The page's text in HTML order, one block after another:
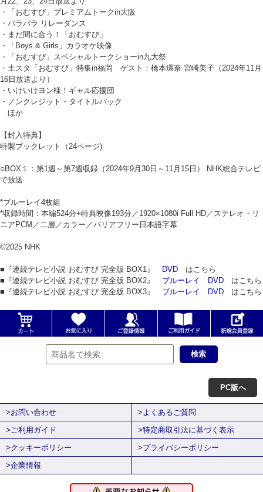
・「おむすび」プレミアムトークin大阪
・パラパラ リレーダンス
・まだ間に合う！「おむすび」
・「Boys & Girls」カラオケ映像
・「おむすび」スペシャルトークショーin九大祭
・土スタ「おむすび」特集in福岡 ゲスト：橋本環奈 宮崎美子（2024年11月
16日放送より）
・いけいけヨン様！ギャル応援団
・ノンクレジット・タイトルバック
ほか
【封入特典】
特製ブックレット（24ページ)
○BOX１：第1週～第7週収録（2024年9月30日～11月15日） NHK総合テレビ
で放送
*ブルーレイ4枚組
*収録時間：本編524分+特典映像193分／1920×1080i Full HD／ステレオ・リ
ニアPCM／二層／カラー／バリアフリー日本語字幕
©2025 NHK
■『連続テレビ小説 おむすび 完全版 BOX1』 DVD はこちら
■『連続テレビ小説 おむすび 完全版 BOX2』 ブルーレイ DVD はこちら
■『連続テレビ小説 おむすび 完全版 BOX3』 ブルーレイ DVD はこちら
PC版へ
>お問い合わせ
>よくあるご質問
>ご利用ガイド
>特定商取引法に基づく表示
>クッキーポリシー
>プライバシーポリシー
>企業情報